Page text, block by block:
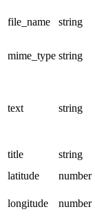
file_name string
mime_type string
text string
title
string
latitude
number
longitude
number